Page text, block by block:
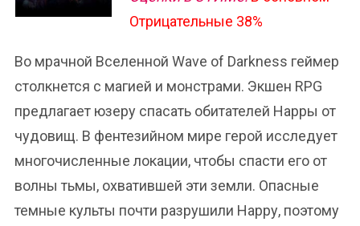
Отрицательные 38%
Во мрачной Вселенной Wave of Darkness геймер
столкнется с магией и монстрами. Экшен RPG
предлагает юзеру спасать обитателей Нарры от
чудовищ. В фентезийном мире герой исследует
многочисленные локации, чтобы спасти его от
волны тьмы, охватившей эти земли. Опасные
темные культы почти разрушили Нарру, поэтому